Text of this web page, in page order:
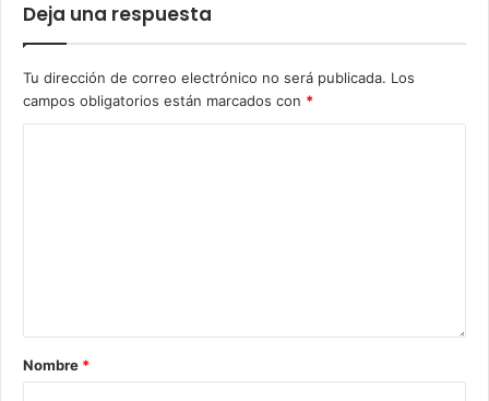
Deja una respuesta
Tu dirección de correo electrónico no será publicada. Los
campos obligatorios están marcados con *
Nombre *